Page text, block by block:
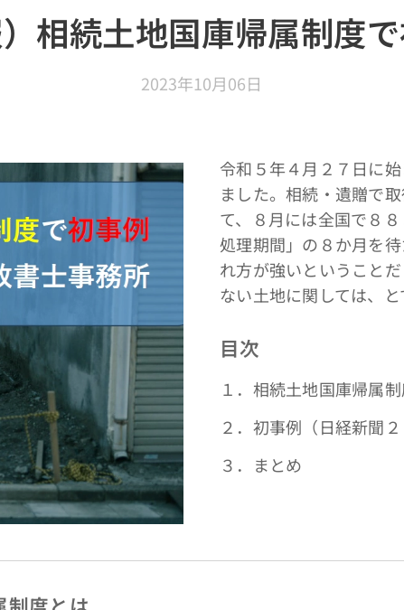
）相続土地国庫帰属制度
2023年10月06日
令和５年４月２７日に
ました。相続・遺贈で
て、８月には全国で８
処理期間」の８か月を
れ方が強いということ
ない土地に関しては、と
目次
１．相続土地国庫帰属
２．初事例（日経新聞
３．まとめ